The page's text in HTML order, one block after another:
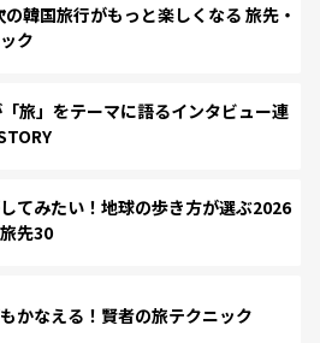
韓国旅行がもっと楽しくなる 旅先・
ク
旅」をテーマに語るインタビュー連
てみたい！地球の歩き方が選ぶ2026
先30
かなえる！賢者の旅テクニック